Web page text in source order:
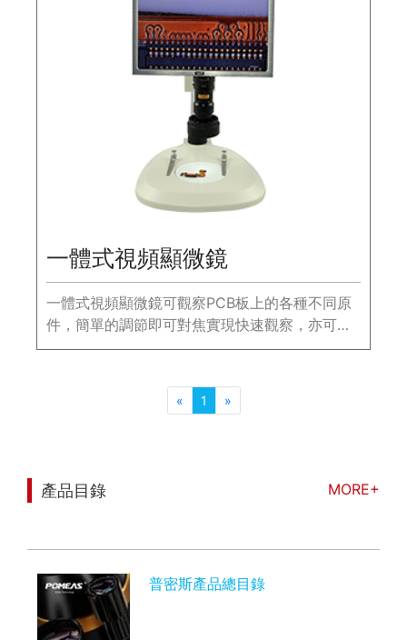
一體式視頻顯微鏡
一體式視頻顯微鏡可觀察PCB板上的各種不同原
件，簡單的調節即可對焦實現快速觀察，亦可觀
察LED芯片等。
« 1 »
產品目錄
MORE+
普密斯產品總目錄